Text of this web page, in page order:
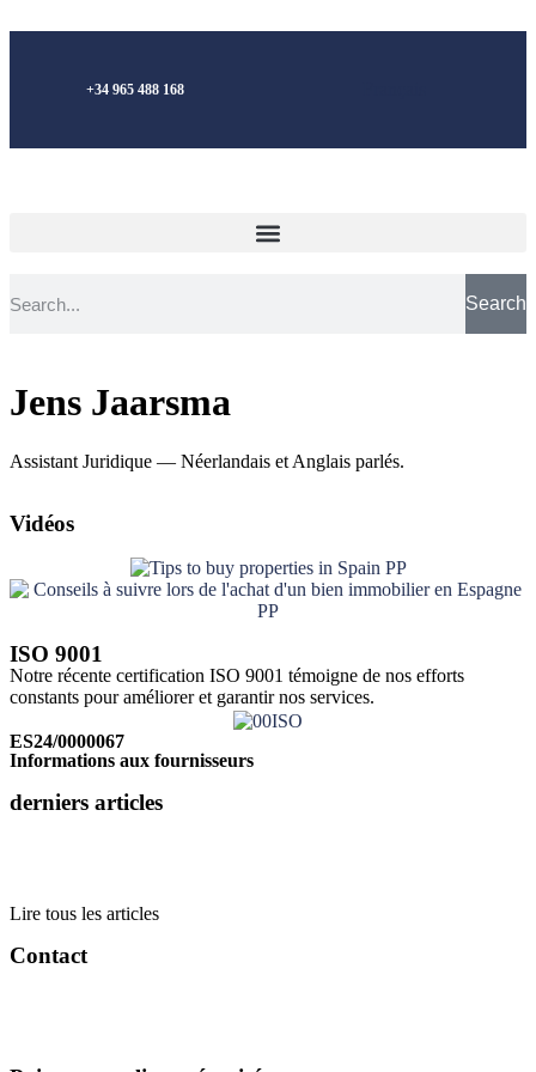
+34 965 488 168
Search
Jens Jaarsma
Assistant Juridique — Néerlandais et Anglais parlés.
Vidéos
ISO 9001
Notre récente certification ISO 9001 témoigne de nos efforts
constants pour améliorer et garantir nos services.
ES24/0000067
Informations aux fournisseurs
derniers articles
Lire tous les articles
Contact